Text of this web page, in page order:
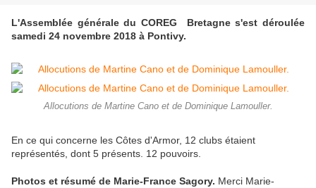
L'Assemblée générale du COREG Bretagne s'est déroulée
samedi 24 novembre 2018 à Pontivy.
Allocutions de Martine Cano et de Dominique Lamouller.
En ce qui concerne les Côtes d'Armor, 12 clubs étaient
représentés, dont 5 présents. 12 pouvoirs.
Photos et résumé de Marie-France Sagory. Merci Marie-